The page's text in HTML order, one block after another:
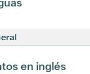
en inglés